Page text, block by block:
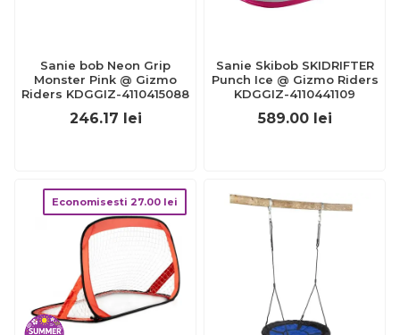
Sanie bob Neon Grip
Monster Pink @ Gizmo
Riders KDGGIZ-4110415088
246.17 lei
Sanie Skibob SKIDRIFTER
Punch Ice @ Gizmo Riders
KDGGIZ-4110441109
589.00 lei
Economisesti 27.00 lei